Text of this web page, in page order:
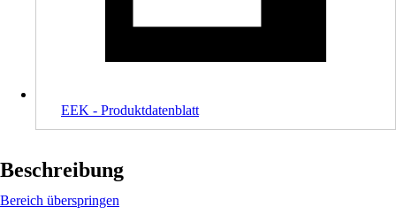
EEK - Produktdatenblatt
Beschreibung
Bereich überspringen